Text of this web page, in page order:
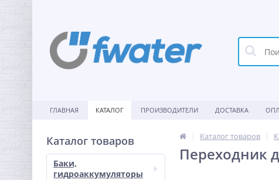
ГЛАВНАЯ КАТАЛОГ ПРОИЗВОДИТЕЛИ ДОСТАВКА
Каталог товаров
Баки,
гидроаккумуляторы
Каталог товаров
Переходник